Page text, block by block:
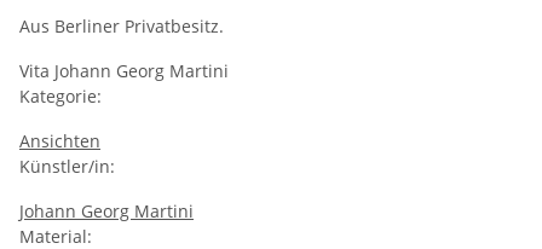
Aus Berliner Privatbesitz.
Vita Johann Georg Martini
Kategorie:
Ansichten
Künstler/in:
Johann Georg Martini
Material: